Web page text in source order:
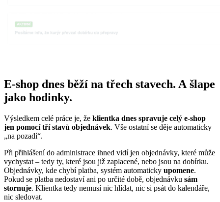
E-shop dnes běží na třech stavech. A šlape
jako hodinky.
Výsledkem celé práce je, že klientka dnes spravuje celý e-shop
jen pomocí tří stavů objednávek. Vše ostatní se děje automaticky
„na pozadí“.
Při přihlášení do administrace ihned vidí jen objednávky, které může
vychystat – tedy ty, které jsou již zaplacené, nebo jsou na dobírku.
Objednávky, kde chybí platba, systém automaticky upomene.
Pokud se platba nedostaví ani po určité době, objednávku sám
stornuje. Klientka tedy nemusí nic hlídat, nic si psát do kalendáře,
nic sledovat.